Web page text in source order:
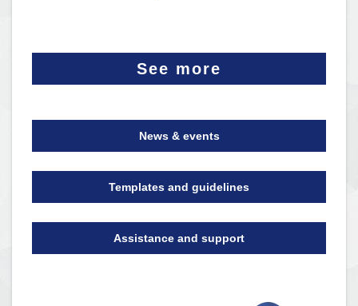
See more
News & events
Templates and guidelines
Assistance and support